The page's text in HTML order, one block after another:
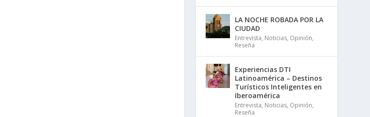
LA NOCHE ROBADA POR LA
CIUDAD
Entrevista, Noticias, Opinión,
Reseña
Experiencias DTI
Latinoamérica – Destinos
Turísticos Inteligentes en
Iberoamérica
Entrevista, Noticias, Opinión,
Reseña